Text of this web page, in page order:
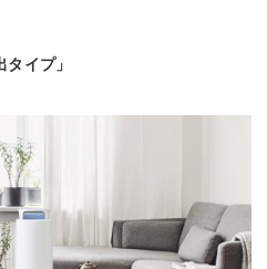
イプ」